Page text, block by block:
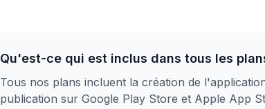
Qu'est-ce qui est inclus dans tous les
Tous nos plans incluent la création de
publication sur Google Play Store et Apple App